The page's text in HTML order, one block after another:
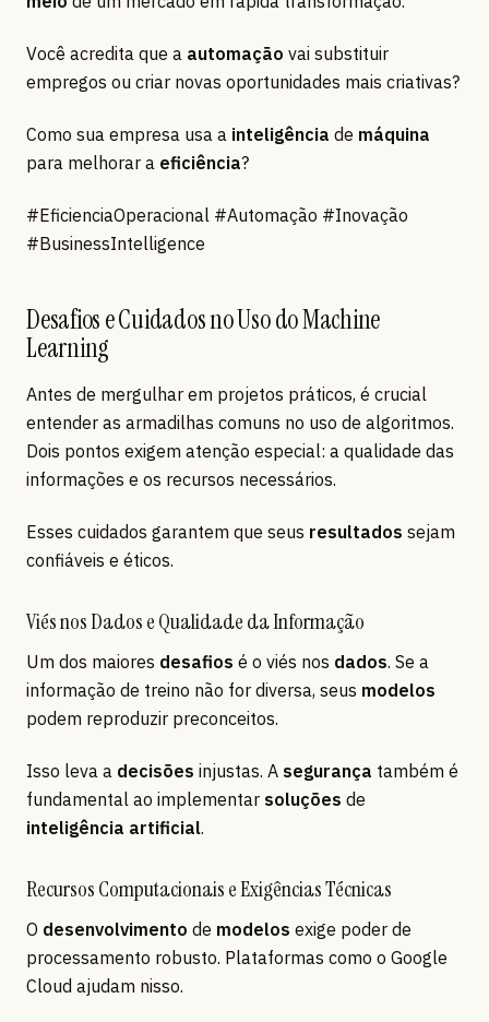
Você acredita que a automação vai substituir
empregos ou criar novas oportunidades mais criativas?
Como sua empresa usa a inteligência de máquina
para melhorar a eficiência?
#EficienciaOperacional #Automação #Inovação
#BusinessIntelligence
Desafios e Cuidados no Uso do Machine
Learning
Antes de mergulhar em projetos práticos, é crucial
entender as armadilhas comuns no uso de algoritmos.
Dois pontos exigem atenção especial: a qualidade das
informações e os recursos necessários.
Esses cuidados garantem que seus resultados sejam
confiáveis e éticos.
Viés nos Dados e Qualidade da Informação
Um dos maiores desafios é o viés nos dados. Se a
informação de treino não for diversa, seus modelos
podem reproduzir preconceitos.
Isso leva a decisões injustas. A segurança também é
fundamental ao implementar soluções de
inteligência artificial.
Recursos Computacionais e Exigências Técnicas
O desenvolvimento de modelos exige poder de
processamento robusto. Plataformas como o Google
Cloud ajudam nisso.